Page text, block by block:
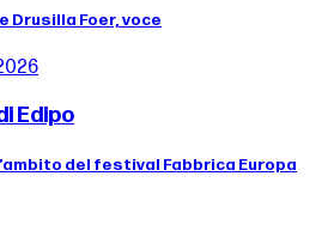
Drusilla Foer, voce
Edipo
del festival Fabbrica Europa